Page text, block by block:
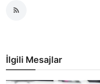
İlgili Mesajlar